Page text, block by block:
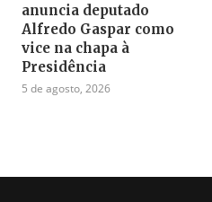
anuncia deputado
Alfredo Gaspar como
vice na chapa à
Presidência
5 de agosto, 2026